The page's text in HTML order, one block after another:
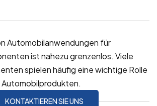
Automobilanwendungen für
ist nahezu grenzenlos. Viele
spielen häufig eine wichtige Rolle
Automobilprodukten.
KONTAKTIEREN SIE UNS